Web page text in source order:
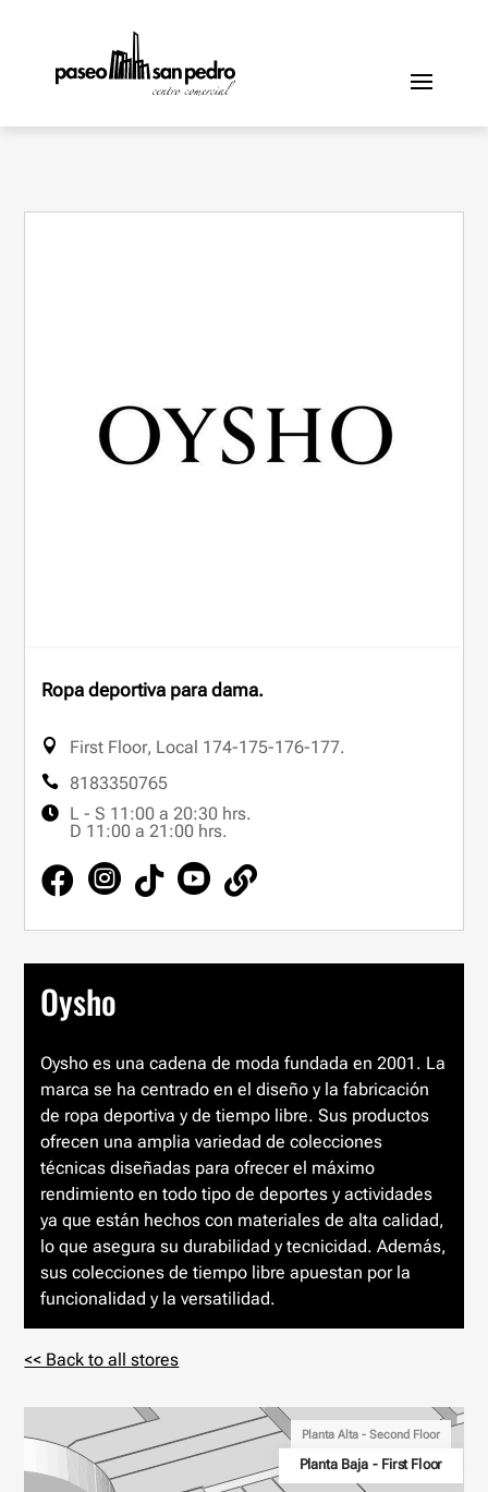
Ropa deportiva para dama.
First Floor, Local 174-175-176-177.
8183350765
L - S 11:00 a 20:30 hrs.
D 11:00 a 21:00 hrs.
Oysho
Oysho es una cadena de moda fundada en 2001. La
marca se ha centrado en el diseño y la fabricación
de ropa deportiva y de tiempo libre. Sus productos
ofrecen una amplia variedad de colecciones
técnicas diseñadas para ofrecer el máximo
rendimiento en todo tipo de deportes y actividades
ya que están hechos con materiales de alta calidad,
lo que asegura su durabilidad y tecnicidad. Además,
sus colecciones de tiempo libre apuestan por la
funcionalidad y la versatilidad.
<< Back to all stores
Planta Alta - Second Floor
Planta Baja - First Floor